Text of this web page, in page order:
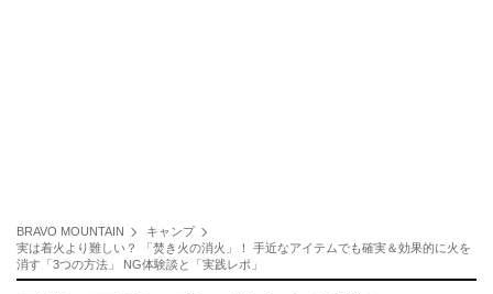
BRAVO MOUNTAIN
キャンプ
実は着火より難しい？ 「焚き火の消火」！ 手近なアイテムでも確実＆効果的に火を
消す「3つの方法」 NG体験談と「実践レポ」